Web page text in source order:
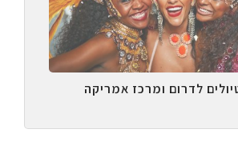
לדרום ומרכז אמריקה